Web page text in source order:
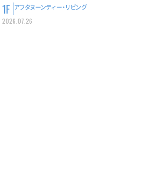
1F アフタヌーンティー・リビング
2026.07.26